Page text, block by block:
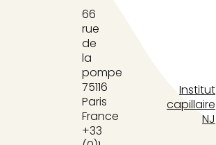
66
rue
de
la
pompe
75116
Paris
France
+33
Institut
capillaire
NJ